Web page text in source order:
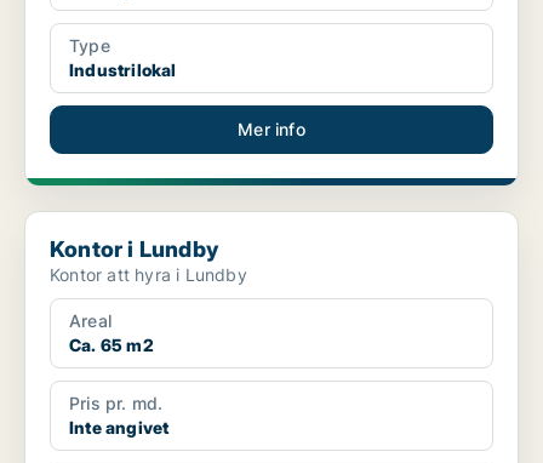
Type
Industrilokal
Mer info
Kontor i Lundby
Kontor i Lundby
Kontor att hyra i Lundby
Areal
Ca. 65 m2
Pris pr. md.
Inte angivet